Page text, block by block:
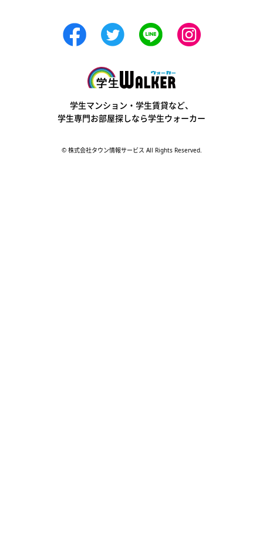
学生マンション・学生賃貸など、
学生専門お部屋探しなら学生ウォーカー
© 株式会社タウン情報サービス All Rights Reserved.